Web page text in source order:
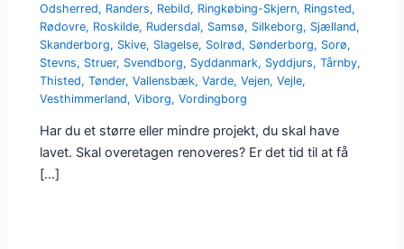
Odsherred, Randers, Rebild, Ringkøbing-Skjern, Ringsted,
Rødovre, Roskilde, Rudersdal, Samsø, Silkeborg, Sjælland,
Skanderborg, Skive, Slagelse, Solrød, Sønderborg, Sorø,
Stevns, Struer, Svendborg, Syddanmark, Syddjurs,Tårnby,
Thisted,Tønder,Vallensbæk,Varde,Vejen,Vejle,
Vesthimmerland,Viborg,Vordingborg
Har du et større eller mindre projekt, du skal have
lavet. Skal overetagen renoveres? Er det tid til at få
[…]